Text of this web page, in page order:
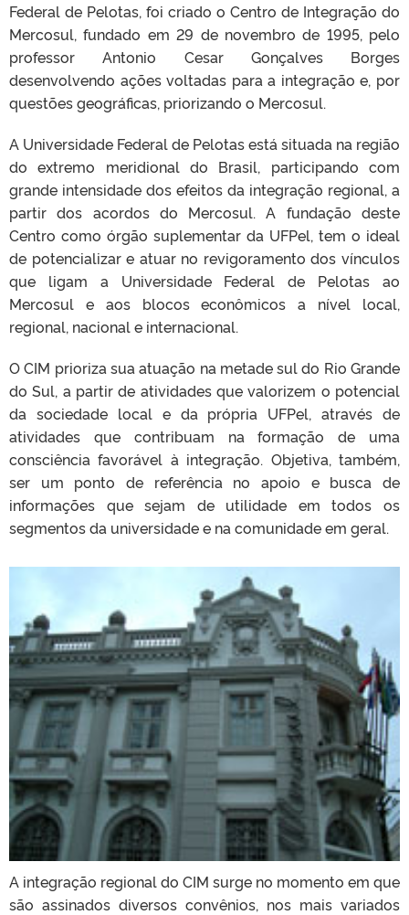
Federal de Pelotas, foi criado o Centro de Integração do
Mercosul, fundado em 29 de novembro de 1995, pelo
professor Antonio Cesar Gonçalves Borges
desenvolvendo ações voltadas para a integração e, por
questões geográficas, priorizando o Mercosul.
A Universidade Federal de Pelotas está situada na região
do extremo meridional do Brasil, participando com
grande intensidade dos efeitos da integração regional, a
partir dos acordos do Mercosul. A fundação deste
Centro como órgão suplementar da UFPel, tem o ideal
de potencializar e atuar no revigoramento dos vínculos
que ligam a Universidade Federal de Pelotas ao
Mercosul e aos blocos econômicos a nível local,
regional, nacional e internacional.
O CIM prioriza sua atuação na metade sul do Rio Grande
do Sul, a partir de atividades que valorizem o potencial
da sociedade local e da própria UFPel, através de
atividades que contribuam na formação de uma
consciência favorável à integração. Objetiva, também,
ser um ponto de referência no apoio e busca de
informações que sejam de utilidade em todos os
segmentos da universidade e na comunidade em geral.
A integração regional do CIM surge no momento em que
são assinados diversos convênios, nos mais variados